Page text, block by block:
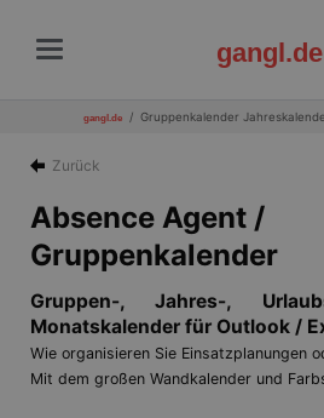
gangl.de
gangl.de Gruppenkalender
Zurück
Absence Agent /
Gruppenkalender
Gruppen-, Jahres-,
Monatskalender für Outlook /
Wie organisieren Sie Einsatzplanungen
Mit dem großen Wandkalender und